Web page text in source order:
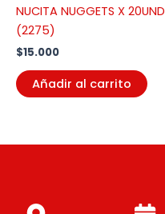
NUCITA NUGGETS X 20UND
(2275)
$15.000
Añadir al carrito